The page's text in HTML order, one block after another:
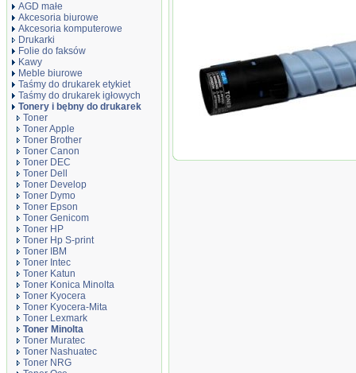
AGD małe
Akcesoria biurowe
Akcesoria komputerowe
Drukarki
Folie do faksów
Kawy
Meble biurowe
Taśmy do drukarek etykiet
Taśmy do drukarek igłowych
Tonery i bębny do drukarek
Toner
Toner Apple
Toner Brother
Toner Canon
Toner DEC
Toner Dell
Toner Develop
Toner Dymo
Toner Epson
Toner Genicom
Toner HP
Toner Hp S-print
Toner IBM
Toner Intec
Toner Katun
Toner Konica Minolta
Toner Kyocera
Toner Kyocera-Mita
Toner Lexmark
Toner Minolta
Toner Muratec
Toner Nashuatec
Toner NRG